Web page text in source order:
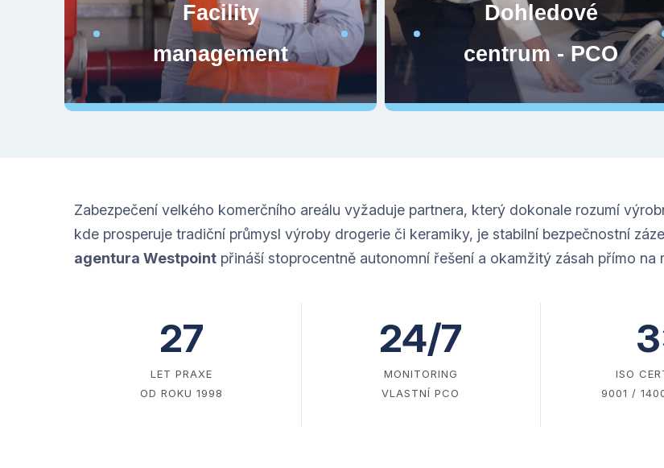
Facility
management
Dohledové
centrum - PCO
Zabezpečení velkého komerčního areálu vyžaduje partnera, který dokonale rozumí
kde prosperuje tradiční průmysl výroby drogerie či keramiky, je stabilní bezpečnostní
agentura Westpoint přináší stoprocentně autonomní řešení a okamžitý zásah přímo na
27
LET PRAXE
OD ROKU 1998
24/7
MONITORING
VLASTNÍ PCO
ISO
9001 /